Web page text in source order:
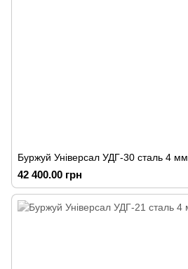
Буржуй Універсал УДГ-30 сталь 4 мм
42 400.00 грн